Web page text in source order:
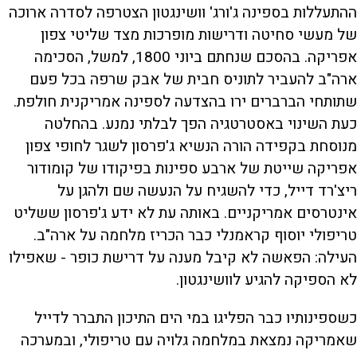
ההתעללות בספינה ג'ורג' וושינגטון הצטרפה לסדרה ארוכה
של מעשי סחיטה ודרישות מופרכות מצד שליטי צפון
אפריקה. בהסכם שנחתם ביוני 1800, למשל, הסכימה
ארה"ב להעביר לתוניס חבית של אבק שרפה בכל פעם
שתותחי הברברים ירו בהצדעה לספינה אמריקנית חולפת.
כעת השינוי באסטרטגיה הפך לבלתי נמנע. בהחלטה
מנוסחת בקפידה הורה הנשיא ג'פרסון לשגר לחופי צפון
אפריקה שייטת של ארבע ספינות בפיקודו של קומודור
ריצ'רד דייל, כדי להשגיח על הנעשה שם ולהגן על
אינטרסים אמריקניים. באותה עת לא ידע ג'פרסון ששליט
טריפולי יוסוף קראמנלי כבר הכריז מלחמה על ארה"ב.
העילה: הפאשה לא קיבל מענה על דרישת כופר - שאפילו
לא הספיקה להגיע לוושינגטון.
כשספינותיו כבר הפליגו במי הים התיכון התברר לדייל
שאמריקה נמצאת במלחמה גלויה עם טריפולי, ובמערכה